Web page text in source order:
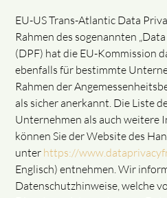
EU-US Trans-Atlantic Data
Rahmen des sogenannten
(DPF) hat die EU-Kommission
ebenfalls für bestimmte
Rahmen der
als sicher anerkannt. Die Liste
Unternehmen als auch weitere
können Sie der Website des
unter https://
Englisch) entnehmen. Wir
Datenschutzhinweise, welche